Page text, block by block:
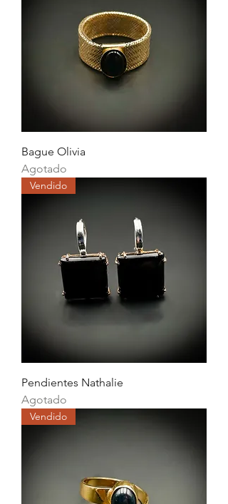
Bague Olivia
Agotado
Vendido
Pendientes Nathalie
Agotado
Vendido